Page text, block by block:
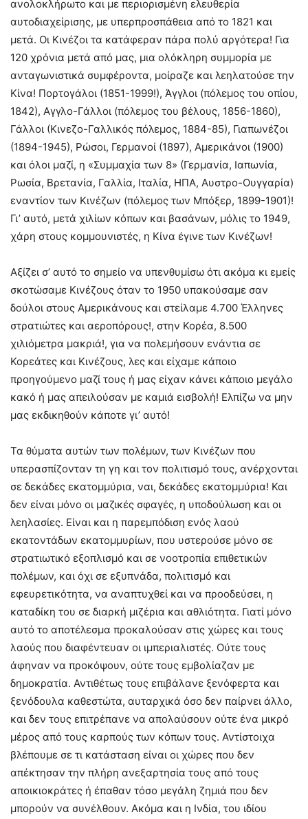
ανολοκλήρωτο και με περιορισμένη ελευθερία
αυτοδιαχείρισης, με υπερπροσπάθεια από το 1821 και
μετά. Οι Κινέζοι τα κατάφεραν πάρα πολύ αργότερα! Για
120 χρόνια μετά από μας, μια ολόκληρη συμμορία με
ανταγωνιστικά συμφέροντα, μοίραζε και λεηλατούσε την
Κίνα! Πορτογάλοι (1851-1999!), Άγγλοι (πόλεμος του οπίου,
1842), Αγγλο-Γάλλοι (πόλεμος του βέλους, 1856-1860),
Γάλλοι (Κινεζο-Γαλλικός πόλεμος, 1884-85), Γιαπωνέζοι
(1894-1945), Ρώσοι, Γερμανοί (1897), Αμερικάνοι (1900)
και όλοι μαζί, η «Συμμαχία των 8» (Γερμανία, Ιαπωνία,
Ρωσία, Βρετανία, Γαλλία, Ιταλία, ΗΠΑ, Αυστρο-Ουγγαρία)
εναντίον των Κινέζων (πόλεμος των Μπόξερ, 1899-1901)!
Γι’ αυτό, μετά χιλίων κόπων και βασάνων, μόλις το 1949,
χάρη στους κομμουνιστές, η Κίνα έγινε των Κινέζων!
Αξίζει σ’ αυτό το σημείο να υπενθυμίσω ότι ακόμα κι εμείς
σκοτώσαμε Κινέζους όταν το 1950 υπακούσαμε σαν
δούλοι στους Αμερικάνους και στείλαμε 4.700 Έλληνες
στρατιώτες και αεροπόρους!, στην Κορέα, 8.500
χιλιόμετρα μακριά!, για να πολεμήσουν ενάντια σε
Κορεάτες και Κινέζους, λες και είχαμε κάποιο
προηγούμενο μαζί τους ή μας είχαν κάνει κάποιο μεγάλο
κακό ή μας απειλούσαν με καμιά εισβολή! Ελπίζω να μην
μας εκδικηθούν κάποτε γι’ αυτό!
Τα θύματα αυτών των πολέμων, των Κινέζων που
υπερασπίζονταν τη γη και τον πολιτισμό τους, ανέρχονται
σε δεκάδες εκατομμύρια, ναι, δεκάδες εκατομμύρια! Και
δεν είναι μόνο οι μαζικές σφαγές, η υποδούλωση και οι
λεηλασίες. Είναι και η παρεμπόδιση ενός λαού
εκατοντάδων εκατομμυρίων, που υστερούσε μόνο σε
στρατιωτικό εξοπλισμό και σε νοοτροπία επιθετικών
πολέμων, και όχι σε εξυπνάδα, πολιτισμό και
εφευρετικότητα, να αναπτυχθεί και να προοδεύσει, η
καταδίκη του σε διαρκή μιζέρια και αθλιότητα. Γιατί μόνο
αυτό το αποτέλεσμα προκαλούσαν στις χώρες και τους
λαούς που διαφέντευαν οι ιμπεριαλιστές. Ούτε τους
άφηναν να προκόψουν, ούτε τους εμβολίαζαν με
δημοκρατία. Αντιθέτως τους επιβάλανε ξενόφερτα και
ξενόδουλα καθεστώτα, αυταρχικά όσο δεν παίρνει άλλο,
και δεν τους επιτρέπανε να απολαύσουν ούτε ένα μικρό
μέρος από τους καρπούς των κόπων τους. Αντίστοιχα
βλέπουμε σε τι κατάσταση είναι οι χώρες που δεν
απέκτησαν την πλήρη ανεξαρτησία τους από τους
αποικιοκράτες ή έπαθαν τόσο μεγάλη ζημιά που δεν
μπορούν να συνέλθουν. Ακόμα και η Ινδία, του ιδίου